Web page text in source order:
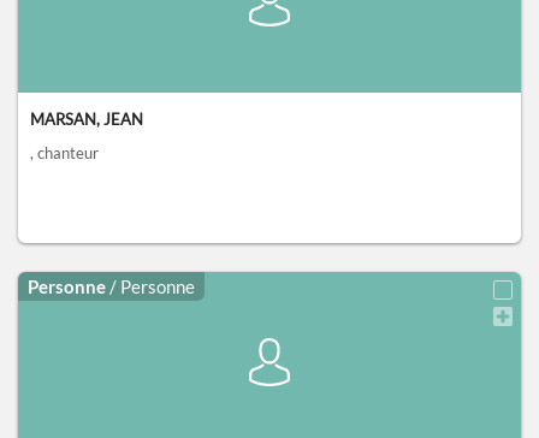
MARSAN, JEAN
, chanteur
Personne / Personne